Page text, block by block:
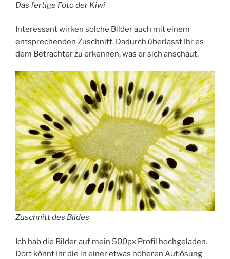
Das fertige Foto der Kiwi
Interessant wirken solche Bilder auch mit einem
entsprechenden Zuschnitt. Dadurch überlasst Ihr es
dem Betrachter zu erkennen, was er sich anschaut.
Zuschnitt des Bildes
Ich hab die Bilder auf mein 500px Profil hochgeladen.
Dort könnt Ihr die in einer etwas höheren Auflösung